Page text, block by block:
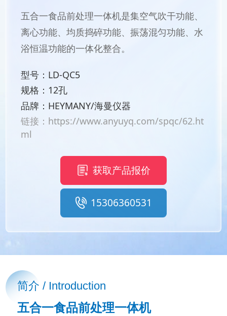
五合一食品前处理一体机是集空气吹干功能、
离心功能、均质捣碎功能、振荡混匀功能、水
浴恒温功能的一体化整合。
型号：LD-QC5
规格：12孔
品牌：HEYMANY/海曼仪器
链接： https://www.anyuyq.com/spqc/62.ht
ml
获取产品报价
15306360531
简介 / Introduction
五合一食品前处理一体机